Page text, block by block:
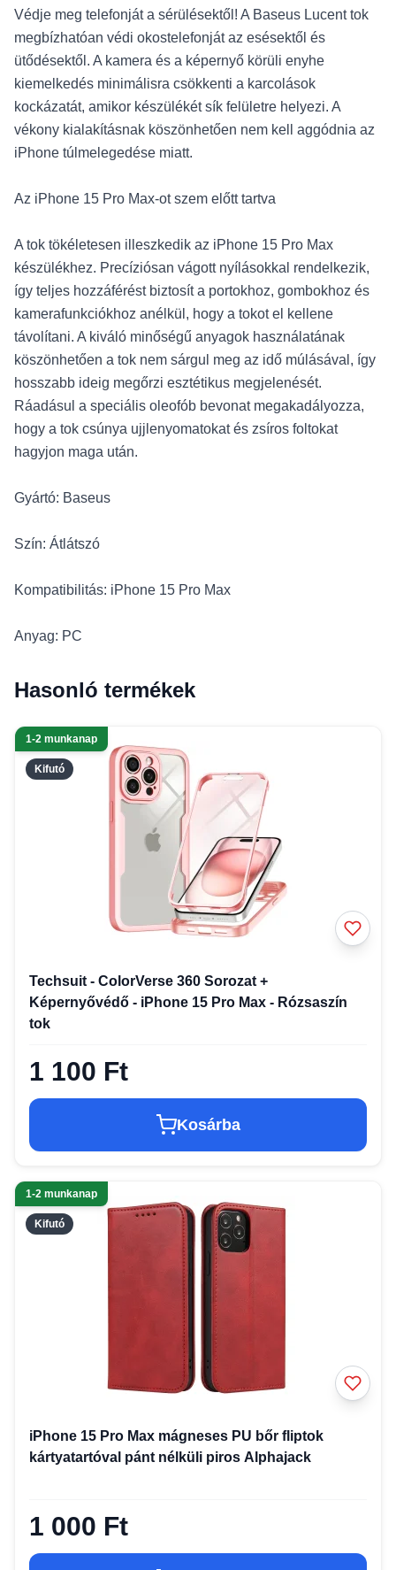
Védje meg telefonját a sérülésektől! A Baseus Lucent tok
megbízhatóan védi okostelefonját az esésektől és
ütődésektől. A kamera és a képernyő körüli enyhe
kiemelkedés minimálisra csökkenti a karcolások
kockázatát, amikor készülékét sík felületre helyezi. A
vékony kialakításnak köszönhetően nem kell aggódnia az
iPhone túlmelegedése miatt.
Az iPhone 15 Pro Max-ot szem előtt tartva
A tok tökéletesen illeszkedik az iPhone 15 Pro Max
készülékhez. Precíziósan vágott nyílásokkal rendelkezik,
így teljes hozzáférést biztosít a portokhoz, gombokhoz és
kamerafunkciókhoz anélkül, hogy a tokot el kellene
távolítani. A kiváló minőségű anyagok használatának
köszönhetően a tok nem sárgul meg az idő múlásával, így
hosszabb ideig megőrzi esztétikus megjelenését.
Ráadásul a speciális oleofób bevonat megakadályozza,
hogy a tok csúnya ujjlenyomatokat és zsíros foltokat
hagyjon maga után.
Gyártó: Baseus
Szín: Átlátszó
Kompatibilitás: iPhone 15 Pro Max
Anyag: PC
Hasonló termékek
Kifutó
1-2 munkanap
Techsuit - ColorVerse 360 Sorozat +
Képernyővédő - iPhone 15 Pro Max - Rózsaszín
tok
1 100 Ft
Kosárba
Kifutó
1-2 munkanap
iPhone 15 Pro Max mágneses PU bőr fliptok
kártyatartóval pánt nélküli piros Alphajack
1 000 Ft